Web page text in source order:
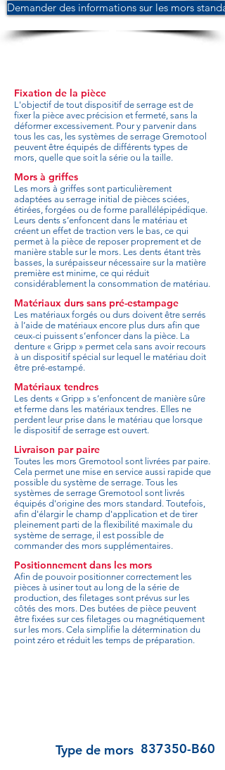
Demander des informations sur les mors
Fixation de la pièce
L'objectif de tout dispositif de serrage est de
fixer la pièce avec précision et fermeté, sans la
déformer excessivement. Pour y parvenir dans
tous les cas, les systèmes de serrage Gremotool
peuvent être équipés de différents types de
mors, quelle que soit la série ou la taille.
Mors à griffes
Les mors à griffes sont particulièrement
adaptées au serrage initial de pièces sciées,
étirées, forgées ou de forme parallélépipédique.
Leurs dents s’enfoncent dans le matériau et
créent un effet de traction vers le bas, ce qui
permet à la pièce de reposer proprement et de
manière stable sur le mors. Les dents étant très
basses, la surépaisseur nécessaire sur la matière
première est minime, ce qui réduit
considérablement la consommation de matériau.
Matériaux durs sans pré-estampage
Les matériaux forgés ou durs doivent être serrés
à l’aide de matériaux encore plus durs afin que
ceux-ci puissent s’enfoncer dans la pièce. La
denture « Gripp » permet cela sans avoir recours
à un dispositif spécial sur lequel le matériau doit
être pré-estampé.
Matériaux tendres
Les dents « Gripp » s’enfoncent de manière sûre
et ferme dans les matériaux tendres. Elles ne
perdent leur prise dans le matériau que lorsque
le dispositif de serrage est ouvert.
Livraison par paire
Toutes les mors Gremotool sont livrées par paire.
Cela permet une mise en service aussi rapide que
possible du système de serrage. Tous les
systèmes de serrage Gremotool sont livrés
équipés d'origine des mors standard. Toutefois,
afin d'élargir le champ d'application et de tirer
pleinement parti de la flexibilité maximale du
système de serrage, il est possible de
commander des mors supplémentaires.
Positionnement dans les mors
Afin de pouvoir positionner correctement les
pièces à usiner tout au long de la série de
production, des filetages sont prévus sur les
côtés des mors. Des butées de pièce peuvent
être fixées sur ces filetages ou magnétiquement
sur les mors. Cela simplifie la détermination du
point zéro et réduit les temps de préparation.
Type de mors 837350-B60